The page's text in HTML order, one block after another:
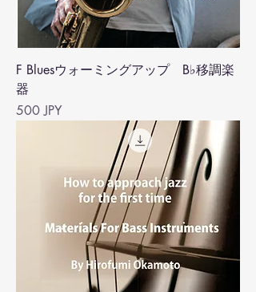
F Bluesウォーミングアップ B♭移調楽
器
Precio
500 JPY